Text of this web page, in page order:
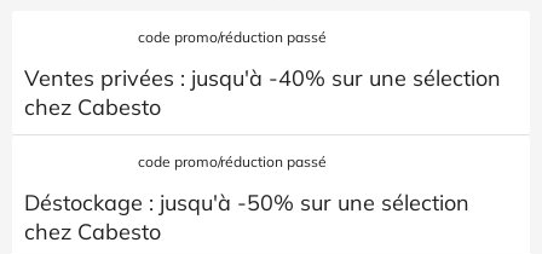
code promo/réduction passé
Ventes privées : jusqu'à -40% sur une sélection
chez Cabesto
code promo/réduction passé
Déstockage : jusqu'à -50% sur une sélection
chez Cabesto